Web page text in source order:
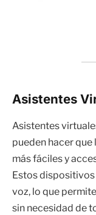
Asistentes
Asistentes
pueden hacer
más fáciles y
Estos
voz, lo que
sin necesidad de